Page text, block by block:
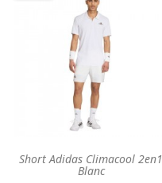
Short Adidas Climacool 2en1
Blanc